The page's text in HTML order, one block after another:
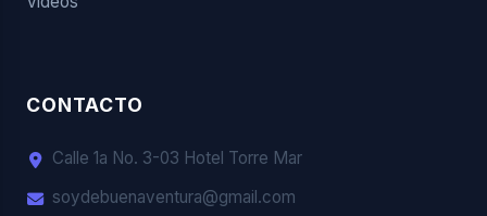
CONTACTO
Calle 1a No. 3-03 Hotel Torre Mar
soydebuenaventura@gmail.com